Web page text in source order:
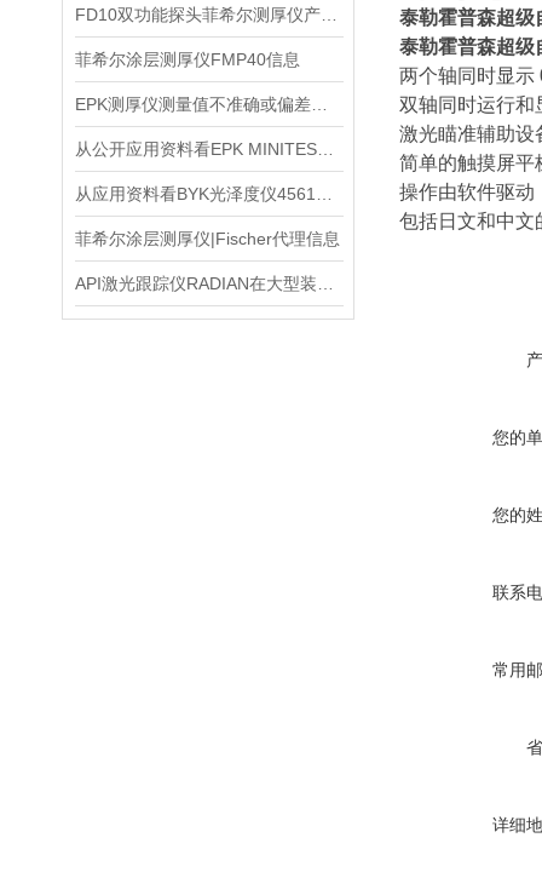
菲希尔涂层测厚仪FMP40信息
菲希尔涂层测厚仪|Fischer代理信息
泰勒霍普森超级
泰勒霍普森超级
两个轴同时显示
双轴同时运行和
激光瞄准辅助设
简单的触摸屏平
操作由软件驱动
包括日文和中文
您的
您的
联系
常用
详细